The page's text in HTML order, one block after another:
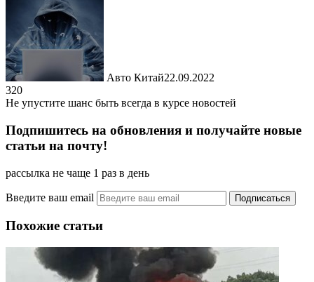
Авто Китай22.09.2022
320
Не упустите шанс быть всегда в курсе новостей
Подпишитесь на обновления и получайте новые
статьи на почту!
рассылка не чаще 1 раз в день
Введите ваш email
Похожие статьи